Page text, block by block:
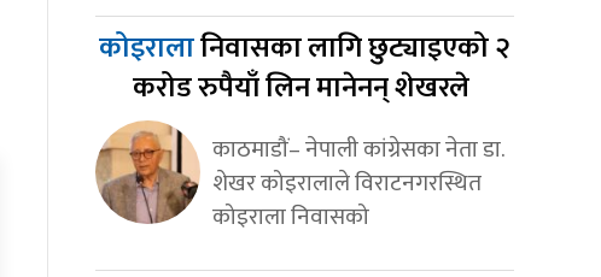
कोइरालानिवासका लागि छुट्याइएको २
करोड रुपैयाँ लिन मानेनन् शेखरले
काठमाडौं– नेपाली कांग्रेसका नेता डा.
शेखर कोइरालाले विराटनगरस्थित
कोइराला निवासको